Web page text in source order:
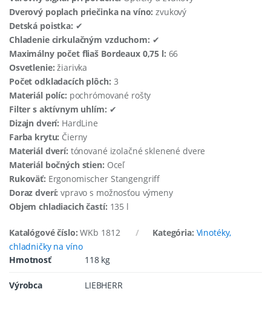
Dverový poplach priečinka na víno: zvukový
Detská poistka: ✔
Chladenie cirkulačným vzduchom: ✔
Maximálny počet fliaš Bordeaux 0,75 l: 66
Osvetlenie: žiarivka
Počet odkladacích plôch: 3
Materiál políc: pochrómované rošty
Filter s aktívnym uhlím: ✔
Dizajn dverí: HardLine
Farba krytu: Čierny
Materiál dverí: tónované izolačné sklenené dvere
Materiál bočných stien: Oceľ
Rukoväť: Ergonomischer Stangengriff
Doraz dverí: vpravo s možnosťou výmeny
Objem chladiacich častí: 135 l
Katalógové číslo:WKb 1812 Kategória: Vinotéky,
chladničky na víno
Hmotnosť
118 kg
Výrobca LIEBHERR